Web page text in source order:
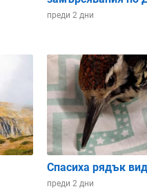
преди 2 дни
Спасиха рядък
преди 2 дни